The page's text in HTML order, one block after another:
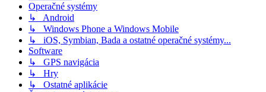
Operačné systémy
↳ Android
↳ Windows Phone a Windows Mobile
↳ iOS, Symbian, Bada a ostatné operačné systémy...
Software
↳ GPS navigácia
↳ Hry
↳ Ostatné aplikácie